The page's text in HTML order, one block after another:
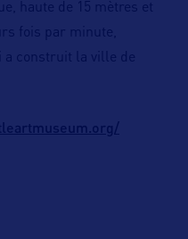
haute de 15 mètres et
fois par minute,
a construit la ville de